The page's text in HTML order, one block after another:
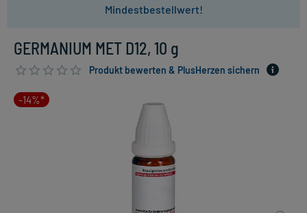
Mindestbestellwert!
GERMANIUM MET D12, 10 g
Produkt bewerten & PlusHerzen sichern
-14%*